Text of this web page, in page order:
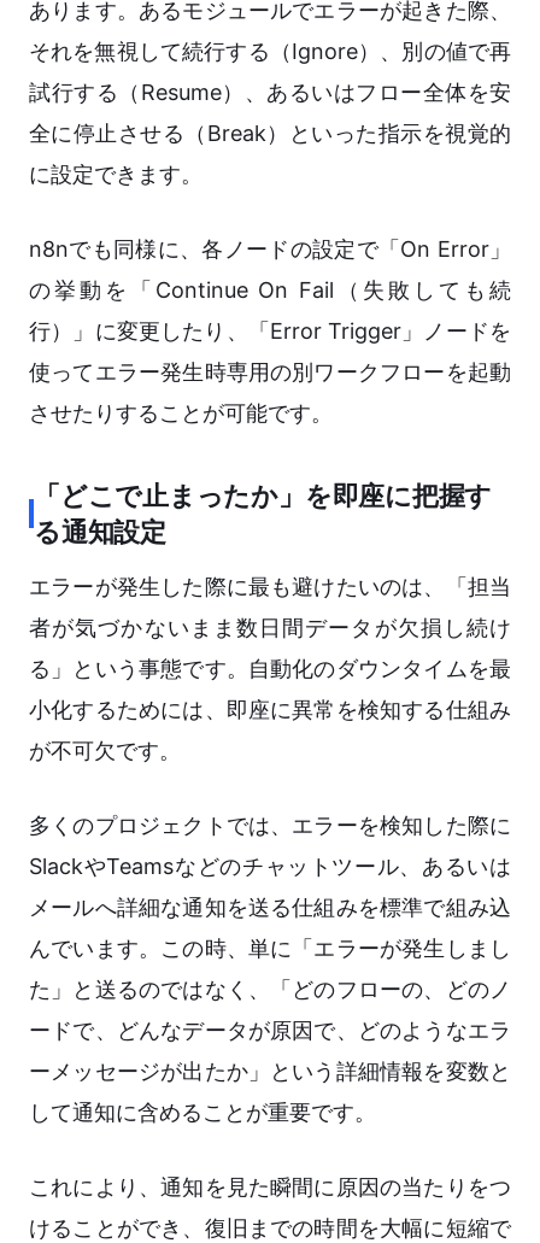
あります。あるモジュールでエラーが起きた際、
それを無視して続行する（Ignore）、別の値で再
試行する（Resume）、あるいはフロー全体を安
全に停止させる（Break）といった指示を視覚的
に設定できます。
n8nでも同様に、各ノードの設定で「On Error」
の挙動を「Continue On Fail（失敗しても続
行）」に変更したり、「Error Trigger」ノードを
使ってエラー発生時専用の別ワークフローを起動
させたりすることが可能です。
「どこで止まったか」を即座に把握す
る通知設定
エラーが発生した際に最も避けたいのは、「担当
者が気づかないまま数日間データが欠損し続け
る」という事態です。自動化のダウンタイムを最
小化するためには、即座に異常を検知する仕組み
が不可欠です。
多くのプロジェクトでは、エラーを検知した際に
SlackやTeamsなどのチャットツール、あるいは
メールへ詳細な通知を送る仕組みを標準で組み込
んでいます。この時、単に「エラーが発生しまし
た」と送るのではなく、「どのフローの、どのノ
ードで、どんなデータが原因で、どのようなエラ
ーメッセージが出たか」という詳細情報を変数と
して通知に含めることが重要です。
これにより、通知を見た瞬間に原因の当たりをつ
けることができ、復旧までの時間を大幅に短縮で